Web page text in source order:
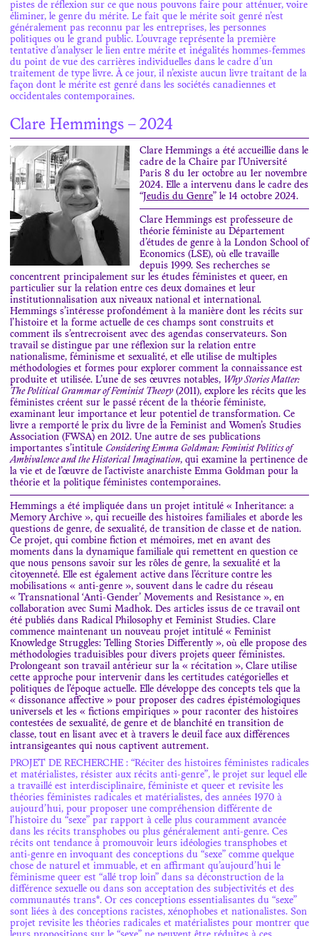
pistes de réflexion sur ce que nous pouvons faire pour atténuer, voire
éliminer, le genre du mérite. Le fait que le mérite soit genré n’est
généralement pas reconnu par les entreprises, les personnes
politiques ou le grand public. L’ouvrage représente la première
tentative d’analyser le lien entre mérite et inégalités hommes-femmes
du point de vue des carrières individuelles dans le cadre d’un
traitement de type livre. À ce jour, il n’existe aucun livre traitant de la
façon dont le mérite est genré dans les sociétés canadiennes et
occidentales contemporaines.
Clare Hemmings – 2024
Clare Hemmings a été accueillie dans le
cadre de la Chaire par l’Université
Paris 8 du 1er octobre au 1er novembre
2024. Elle a intervenu dans le cadre des
“Jeudis du Genre” le 14 octobre 2024.
Clare Hemmings est professeure de
théorie féministe au Département
d’études de genre à la London School of
Economics (LSE), où elle travaille
depuis 1999. Ses recherches se
concentrent principalement sur les études féministes et queer, en
particulier sur la relation entre ces deux domaines et leur
institutionnalisation aux niveaux national et international.
Hemmings s’intéresse profondément à la manière dont les récits sur
l’histoire et la forme actuelle de ces champs sont construits et
comment ils s’entrecroisent avec des agendas conservateurs. Son
travail se distingue par une réflexion sur la relation entre
nationalisme, féminisme et sexualité, et elle utilise de multiples
méthodologies et formes pour explorer comment la connaissance est
produite et utilisée. L’une de ses œuvres notables, Why Stories Matter:
The Political Grammar of Feminist Theory(2011), explore les récits que les
féministes créent sur le passé récent de la théorie féministe,
examinant leur importance et leur potentiel de transformation. Ce
livre a remporté le prix du livre de la Feminist and Women’s Studies
Association (FWSA) en 2012. Une autre de ses publications
importantes s’intitule Considering Emma Goldman: Feminist Politics of
Ambivalence and the Historical Imagination, qui examine la pertinence de
la vie et de l’œuvre de l’activiste anarchiste Emma Goldman pour la
théorie et la politique féministes contemporaines.
Hemmings a été impliquée dans un projet intitulé « Inheritance: a
Memory Archive », qui recueille des histoires familiales et aborde les
questions de genre, de sexualité, de transition de classe et de nation.
Ce projet, qui combine fiction et mémoires, met en avant des
moments dans la dynamique familiale qui remettent en question ce
que nous pensons savoir sur les rôles de genre, la sexualité et la
citoyenneté. Elle est également active dans l’écriture contre les
mobilisations « anti-genre », souvent dans le cadre du réseau
« Transnational ‘Anti-Gender’ Movements and Resistance », en
collaboration avec Sumi Madhok. Des articles issus de ce travail ont
été publiés dans Radical Philosophy et Feminist Studies. Clare
commence maintenant un nouveau projet intitulé « Feminist
Knowledge Struggles: Telling Stories Differently », où elle propose des
méthodologies traduisibles pour divers projets queer féministes.
Prolongeant son travail antérieur sur la « récitation », Clare utilise
cette approche pour intervenir dans les certitudes catégorielles et
politiques de l’époque actuelle. Elle développe des concepts tels que la
« dissonance affective » pour proposer des cadres épistémologiques
universels et les « fictions empiriques » pour raconter des histoires
contestées de sexualité, de genre et de blanchité en transition de
classe, tout en lisant avec et à travers le deuil face aux différences
intransigeantes qui nous captivent autrement.
PROJET DE RECHERCHE : “Réciter des histoires féministes radicales
et matérialistes, résister aux récits anti-genre”, le projet sur lequel elle
a travaillé est interdisciplinaire, féministe et queer et revisite les
théories féministes radicales et matérialistes, des années 1970 à
aujourd’hui, pour proposer une compréhension différente de
l’histoire du “sexe” par rapport à celle plus couramment avancée
dans les récits transphobes ou plus généralement anti-genre. Ces
récits ont tendance à promouvoir leurs idéologies transphobes et
anti-genre en invoquant des conceptions du “sexe” comme quelque
chose de naturel et immuable, et en affirmant qu’aujourd’hui le
féminisme queer est “allé trop loin” dans sa déconstruction de la
différence sexuelle ou dans son acceptation des subjectivités et des
communautés trans*. Or ces conceptions essentialisantes du “sexe”
sont liées à des conceptions racistes, xénophobes et nationalistes. Son
projet revisite les théories radicales et matérialistes pour montrer que